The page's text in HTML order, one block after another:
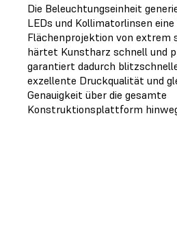
Die Beleuchtungseinheit
LEDs und Kollimatorlinsen
Flächenprojektion von extrem
härtet Kunstharz schnell und
garantiert dadurch
exzellente Druckqualität und
Genauigkeit über die gesamte
Konstruktionsplattform